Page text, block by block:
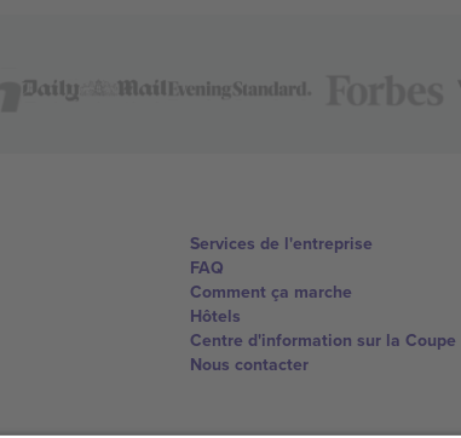
Services de l'entreprise
FAQ
Comment ça marche
Hôtels
Centre d'information sur la Coupe
Nous contacter